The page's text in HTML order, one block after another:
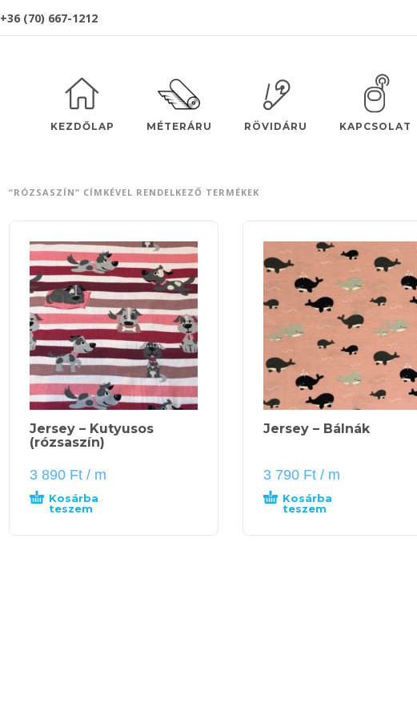
+36 (70) 667-1212
KEZDŐLAP MÉTERÁRU RÖVIDÁRU KAPCSOLAT
“RÓZSASZÍN” CÍMKÉVEL RENDELKEZŐ TERMÉKEK
Jersey – Kutyusos
(rózsaszín)
3 890 Ft / m
Kosárba
teszem
Jersey – Bálnák
3 790 Ft / m
Kosárba
teszem